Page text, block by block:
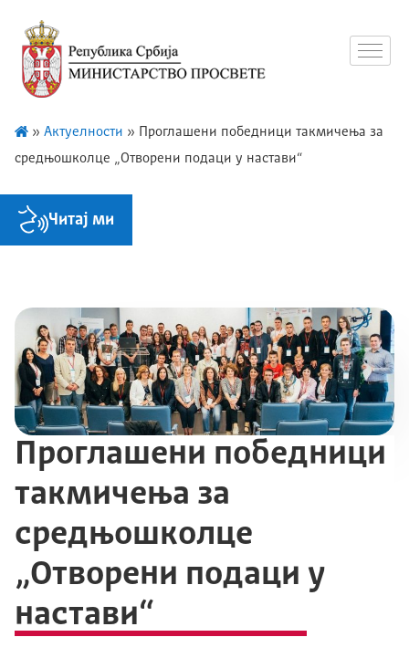
» Актуелности » Проглашени победници такмичења за
средњошколце „Отворени подаци у настави“
Читај ми
Проглашени победници
такмичења за
средњошколце
„Отворени подаци у
настави“